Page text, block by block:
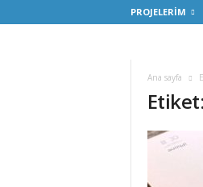
PROJELERİM
Ana sayfa